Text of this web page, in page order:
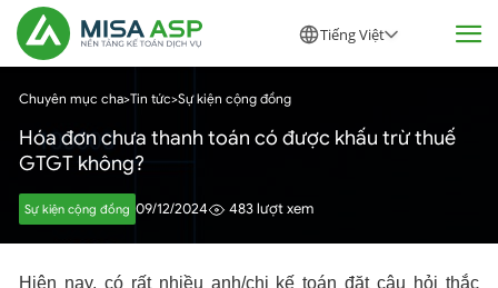
Tiếng Việt
Chuyên mục cha>Tin tức>Sự kiện cộng đồng
Hóa đơn chưa thanh toán có được khấu trừ thuế
GTGT không?
Sự kiện cộng đồng 09/12/2024 483 lượt xem
Hiện nay, có rất nhiều anh/chị kế toán đặt câu hỏi thắc